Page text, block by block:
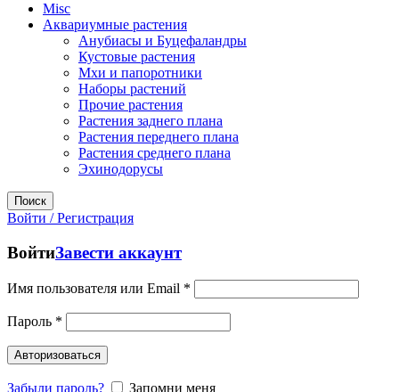
Misc
Аквариумные растения
Анубиасы и Буцефаландры
Кустовые растения
Мхи и папоротники
Наборы растений
Прочие растения
Растения заднего плана
Растения переднего плана
Растения среднего плана
Эхинодорусы
Поиск
Войти / Регистрация
ВойтиЗавести аккаунт
Имя пользователя или Email *
Пароль *
Авторизоваться
Забыли пароль?
Запомни меня